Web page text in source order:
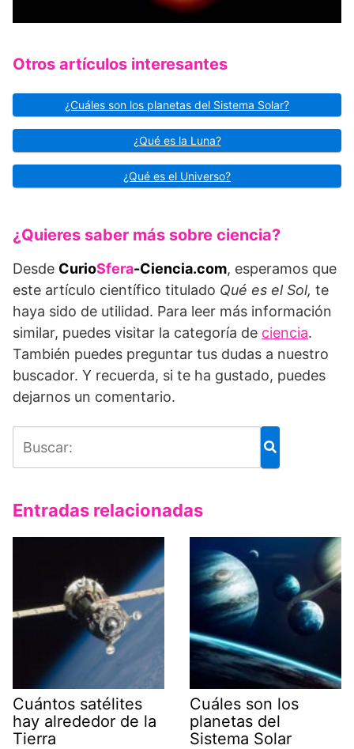
Otros artículos interesantes
¿Cuáles son los planetas del Sistema Solar?
¿Qué es la Luna?
¿Qué es el Universo?
¿Quieres saber más sobre ciencia?
Desde CurioSfera-Ciencia.com, esperamos que
este artículo científico titulado Qué es el Sol, te
haya sido de utilidad. Para leer más información
similar, puedes visitar la categoría de ciencia.
También puedes preguntar tus dudas a nuestro
buscador. Y recuerda, si te ha gustado, puedes
dejarnos un comentario.
Entradas relacionadas
Cuántos satélites
hay alrededor de la
Tierra
Cuáles son los
planetas del
Sistema Solar